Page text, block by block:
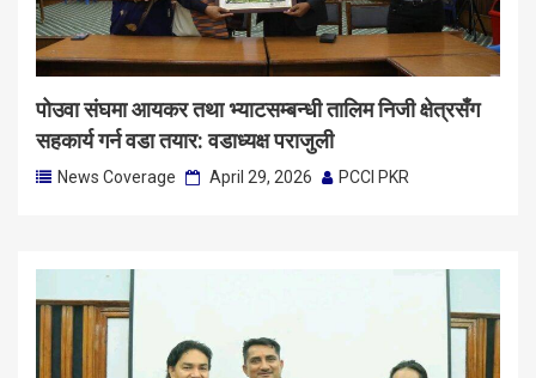
पोउवा संघमा आयकर तथा भ्याटसम्बन्धी तालिम निजी क्षेत्रसँग
सहकार्य गर्न वडा तयार: वडाध्यक्ष पराजुली
News Coverage April 29, 2026 PCCI PKR